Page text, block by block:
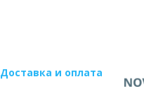
Доставка и оплата